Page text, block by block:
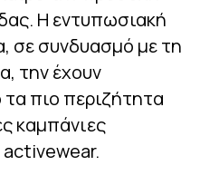
Η εντυπωσιακή
σε συνδυασμό με τη
την έχουν
πιο περιζήτητα
καμπάνιες
activewear.